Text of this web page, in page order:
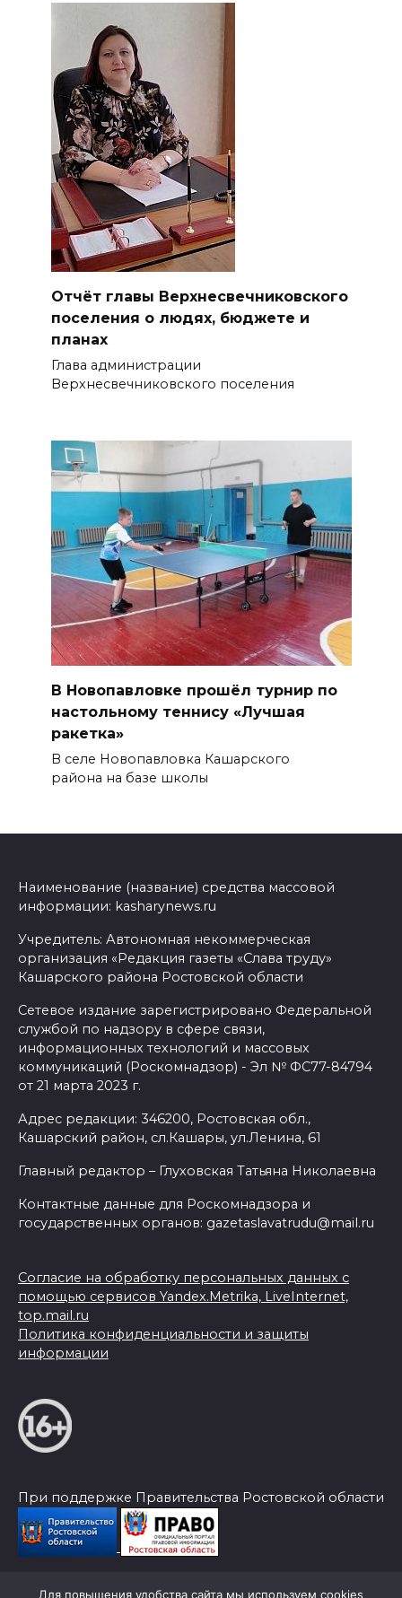
Отчёт главы Верхнесвечниковского
поселения о людях, бюджете и
планах
Глава администрации
Верхнесвечниковского поселения
В Новопавловке прошёл турнир по
настольному теннису «Лучшая
ракетка»
В селе Новопавловка Кашарского
района на базе школы
Наименование (название) средства массовой
информации: kasharynews.ru
Учредитель: Автономная некоммерческая
организация «Редакция газеты «Слава труду»
Кашарского района Ростовской области
Сетевое издание зарегистрировано Федеральной
службой по надзору в сфере связи,
информационных технологий и массовых
коммуникаций (Роскомнадзор) - Эл № ФС77-84794
от 21 марта 2023 г.
Адрес редакции: 346200, Ростовская обл.,
Кашарский район, сл.Кашары, ул.Ленина, 61
Главный редактор – Глуховская Татьяна Николаевна
Контактные данные для Роскомнадзора и
государственных органов: gazetaslavatrudu@mail.ru
Согласие на обработку персональных данных с
помощью сервисов Yandex.Metrika, LiveInternet,
top.mail.ru
Политика конфиденциальности и защиты
информации
При поддержке Правительства Ростовской области
Для повышения удобства сайта мы используем cookies